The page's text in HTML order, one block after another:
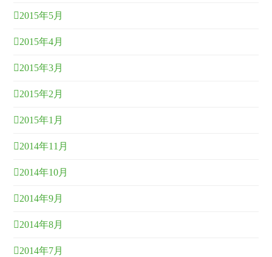
2015年5月
2015年4月
2015年3月
2015年2月
2015年1月
2014年11月
2014年10月
2014年9月
2014年8月
2014年7月